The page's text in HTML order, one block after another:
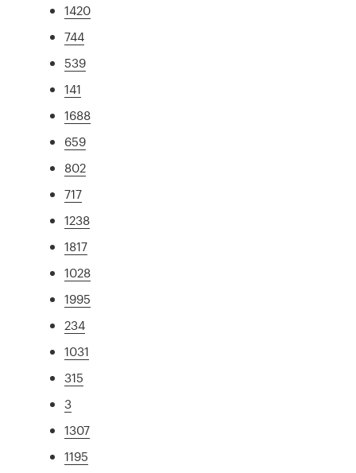
1420
744
539
141
1688
659
802
717
1238
1817
1028
1995
234
1031
315
3
1307
1195